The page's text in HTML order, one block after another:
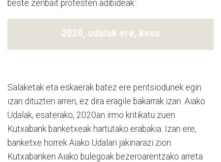
beste zenbait protesten adibideak:
2020, udalak ere, kexu
Salaketak eta eskaerak batez ere pentsiodunek egin
izan dituzten arren, ez dira eragile bakarrak izan. Aiako
Udalak, esaterako, 2020an irmo kritikatu zuen
Kutxabank banketxeak hartutako erabakia. Izan ere,
banketxe horrek Aiako Udalari jakinarazi zion
Kutxabanken Aiako bulegoak bezeroarentzako arreta